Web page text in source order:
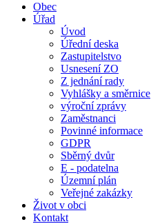
Obec
Úřad
Úvod
Úřední deska
Zastupitelstvo
Usnesení ZO
Z jednání rady
Vyhlášky a směrnice
výroční zprávy
Zaměstnanci
Povinné informace
GDPR
Sběrný dvůr
E - podatelna
Územní plán
Veřejné zakázky
Život v obci
Kontakt